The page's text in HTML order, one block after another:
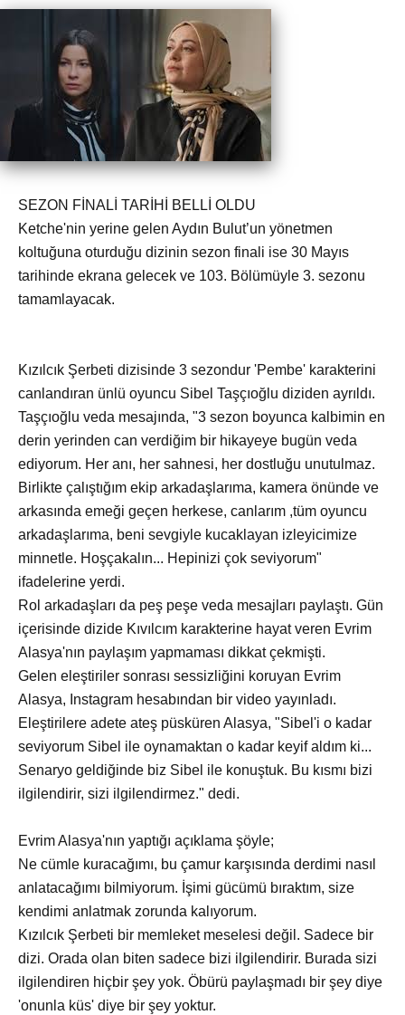
SEZON FİNALİ TARİHİ BELLİ OLDU
Ketche'nin yerine gelen Aydın Bulut’un yönetmen
koltuğuna oturduğu dizinin sezon finali ise 30 Mayıs
tarihinde ekrana gelecek ve 103. Bölümüyle 3. sezonu
tamamlayacak.
Kızılcık Şerbeti dizisinde 3 sezondur 'Pembe' karakterini
canlandıran ünlü oyuncu Sibel Taşçıoğlu diziden ayrıldı.
Taşçıoğlu veda mesajında, "3 sezon boyunca kalbimin en
derin yerinden can verdiğim bir hikayeye bugün veda
ediyorum. Her anı, her sahnesi, her dostluğu unutulmaz.
Birlikte çalıştığım ekip arkadaşlarıma, kamera önünde ve
arkasında emeği geçen herkese, canlarım ,tüm oyuncu
arkadaşlarıma, beni sevgiyle kucaklayan izleyicimize
minnetle. Hoşçakalın... Hepinizi çok seviyorum"
ifadelerine yerdi.
Rol arkadaşları da peş peşe veda mesajları paylaştı. Gün
içerisinde dizide Kıvılcım karakterine hayat veren Evrim
Alasya'nın paylaşım yapmaması dikkat çekmişti.
Gelen eleştiriler sonrası sessizliğini koruyan Evrim
Alasya, Instagram hesabından bir video yayınladı.
Eleştirilere adete ateş püsküren Alasya, "Sibel'i o kadar
seviyorum Sibel ile oynamaktan o kadar keyif aldım ki...
Senaryo geldiğinde biz Sibel ile konuştuk. Bu kısmı bizi
ilgilendirir, sizi ilgilendirmez." dedi.
Evrim Alasya'nın yaptığı açıklama şöyle;
Ne cümle kuracağımı, bu çamur karşısında derdimi nasıl
anlatacağımı bilmiyorum. İşimi gücümü bıraktım, size
kendimi anlatmak zorunda kalıyorum.
Kızılcık Şerbeti bir memleket meselesi değil. Sadece bir
dizi. Orada olan biten sadece bizi ilgilendirir. Burada sizi
ilgilendiren hiçbir şey yok. Öbürü paylaşmadı bir şey diye
'onunla küs' diye bir şey yoktur.